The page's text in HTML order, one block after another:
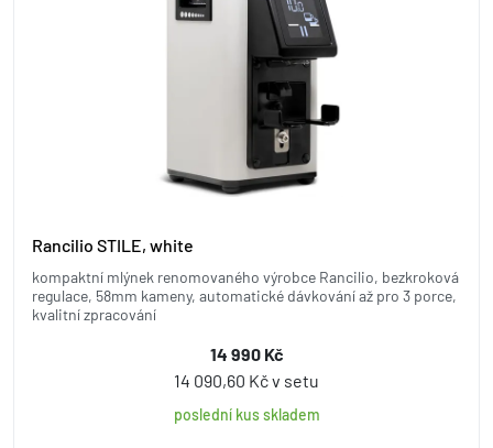
Rancilio STILE, white
kompaktní mlýnek renomovaného výrobce Rancilio, bezkroková
regulace, 58mm kameny, automatické dávkování až pro 3 porce,
kvalitní zpracování
14 990 Kč
14 090,60 Kč v setu
poslední kus skladem